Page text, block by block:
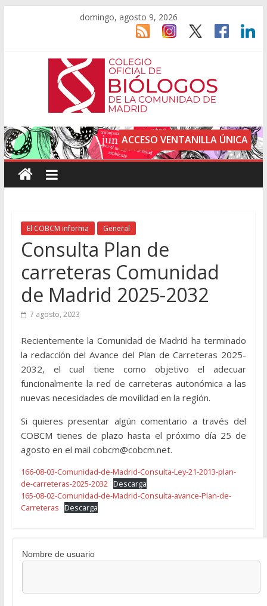
domingo, agosto 9, 2026
ACCESO VENTANILLA ÚNICA
El COBCM informa General
Consulta Plan de
carreteras Comunidad
de Madrid 2025-2032
7 agosto, 2023
Recientemente la Comunidad de Madrid ha terminado
la redacción del Avance del Plan de Carreteras 2025-
2032, el cual tiene como objetivo el adecuar
funcionalmente la red de carreteras autonómica a las
nuevas necesidades de movilidad en la región.
Si quieres presentar algún comentario a través del
COBCM tienes de plazo hasta el próximo día 25 de
agosto en el mail cobcm@cobcm.net.
166-08-03-Comunidad-de-Madrid-Consulta-Ley-21-2013-plan-
de-carreteras-2025-2032 Descarga
165-08-02-Comunidad-de-Madrid-Consulta-avance-Plan-de-
Carreteras Descarga
Nombre de usuario